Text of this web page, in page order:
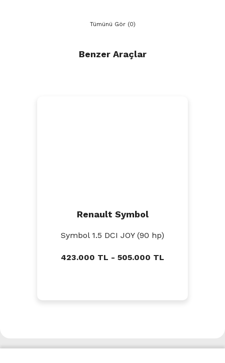
Tümünü Gör (0)
Benzer Araçlar
Renault Symbol
Symbol 1.5 DCI JOY (90 hp)
423.000 TL - 505.000 TL